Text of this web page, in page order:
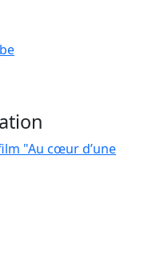
"Au cœur d’une